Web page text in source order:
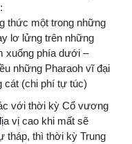
thức một trong những
lơ lửng trên những
xuống phía dưới –
những Pharaoh vĩ đại
cát (chi phí tự túc)
với thời kỳ Cổ vương
vị cao khi mất sẽ
tháp, thì thời kỳ Trung